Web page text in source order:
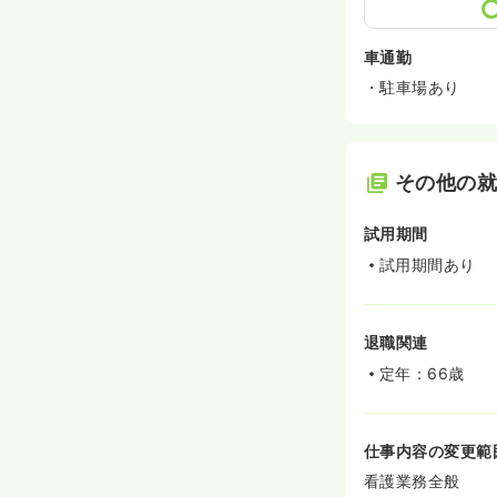
車通勤
・駐車場あり
その他の
試用期間
試用期間あり
退職関連
定年：66歳
仕事内容の変更範
看護業務全般